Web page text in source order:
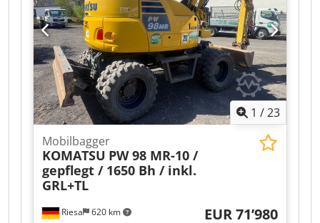
1 /23
Riesa 620 km
Mobilbagger
KOMATSU PW 98 MR-10 /
gepflegt / 1650 Bh / inkl.
GRL+TL
EUR 71’980